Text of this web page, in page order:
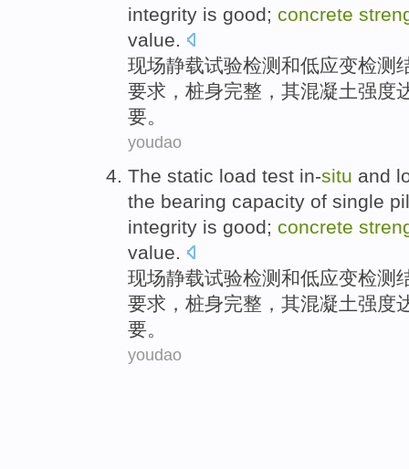
integrity is good; concrete
value
现场静载试验检测 和低应变检测
要求 ，桩身完整 ，其混凝土强度
要。
youdao
The static load test in-situ and
the bearing capacity of single
integrity is good; concrete
value.
现场静载试验检测 和低应变检测
要求 ，桩身完整 ，其混凝土强度
要。
youdao